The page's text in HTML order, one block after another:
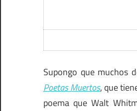
Supongo que muchos
Poetas Muertos, que
poema que Walt